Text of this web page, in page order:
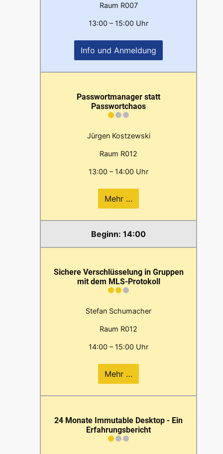
Raum R007
13:00 – 15:00 Uhr
Info und Anmeldung
Passwortmanager statt
Passwortchaos
Jürgen Kostzewski
Raum R012
13:00 – 14:00 Uhr
Mehr …
14:00
Sichere Verschlüsselung in Gruppen
mit dem MLS-Protokoll
Stefan Schumacher
Raum R012
14:00 – 15:00 Uhr
Mehr …
24 Monate Immutable Desktop - Ein
Erfahrungsbericht